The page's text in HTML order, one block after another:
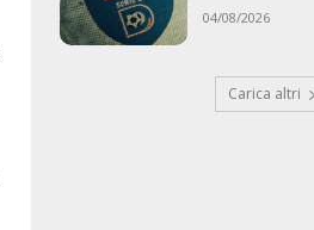
04/08/2026
Carica altri